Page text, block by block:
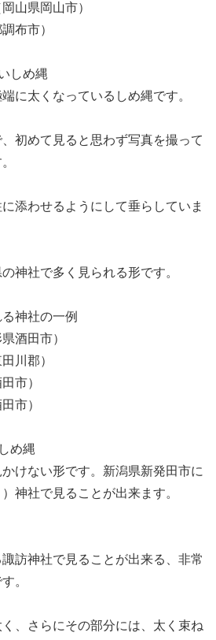
山県岡山市）
布市）
しめ縄
に太くなっているしめ縄です。
初めて見ると思わず写真を撮って
添わせるようにして垂らしていま
神社で多く見られる形です。
神社の一例
酒田市）
川郡）
市）
市）
め縄
けない形です。新潟県新発田市に
神社で見ることが出来ます。
訪神社で見ることが出来る、非常
。
、さらにその部分には、太く束ね